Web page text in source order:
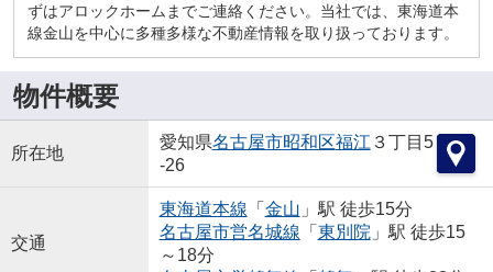
ずはアロックホームまでご連絡ください。当社では、東海道本
線金山を中心に多種多様な不動産情報を取り扱っております。
物件概要
所在地
愛知県名古屋市昭和区福江 ３丁目5
-26
交通
東海道本線 「 金山 」駅 徒歩15分
名古屋市営名城線 「 東別院 」駅 徒歩15
～18分